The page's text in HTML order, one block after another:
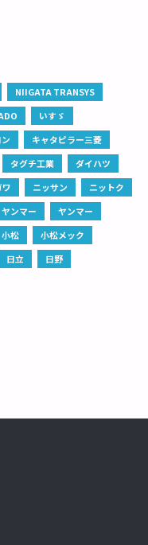
NIIGATA TRANSYS
いすゞ
キャタピラー三菱
タグチ工業
ダイハツ
ワ ニッサン
ニットク
ヤンマー
ヤンマー
小松
小松メック
日立
日野